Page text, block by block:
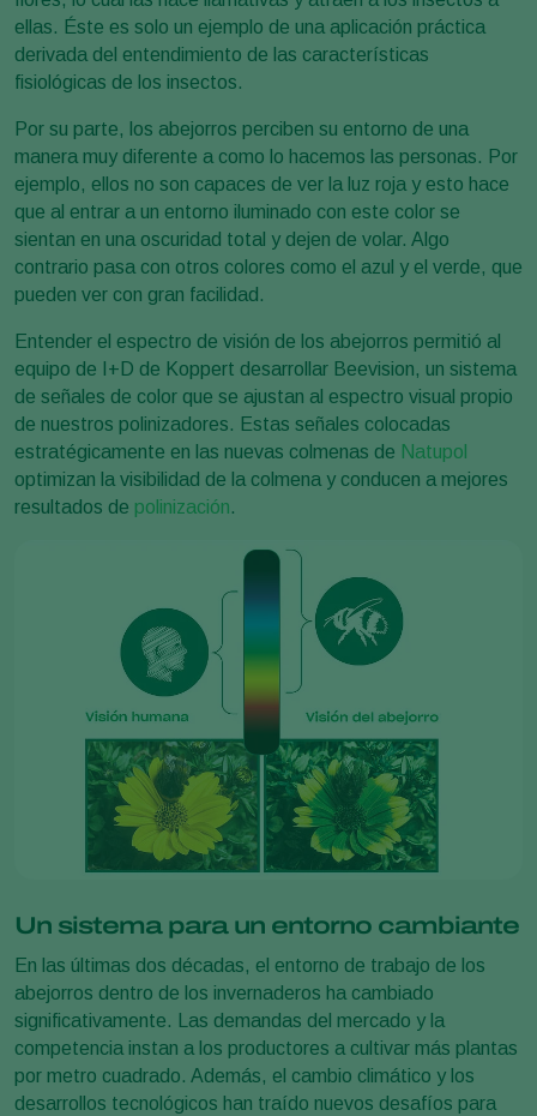
ellas. Éste es solo un ejemplo de una aplicación práctica
derivada del entendimiento de las características
fisiológicas de los insectos.
Por su parte, los abejorros perciben su entorno de una
manera muy diferente a como lo hacemos las personas. Por
ejemplo, ellos no son capaces de ver la luz roja y esto hace
que al entrar a un entorno iluminado con este color se
sientan en una oscuridad total y dejen de volar. Algo
contrario pasa con otros colores como el azul y el verde, que
pueden ver con gran facilidad.
Entender el espectro de visión de los abejorros permitió al
equipo de I+D de Koppert desarrollar Beevision, un sistema
de señales de color que se ajustan al espectro visual propio
de nuestros polinizadores. Estas señales colocadas
estratégicamente en las nuevas colmenas de Natupol
optimizan la visibilidad de la colmena y conducen a mejores
resultados de polinización.
Un sistema para un entorno cambiante
En las últimas dos décadas, el entorno de trabajo de los
abejorros dentro de los invernaderos ha cambiado
significativamente. Las demandas del mercado y la
competencia instan a los productores a cultivar más plantas
por metro cuadrado. Además, el cambio climático y los
desarrollos tecnológicos han traído nuevos desafíos para